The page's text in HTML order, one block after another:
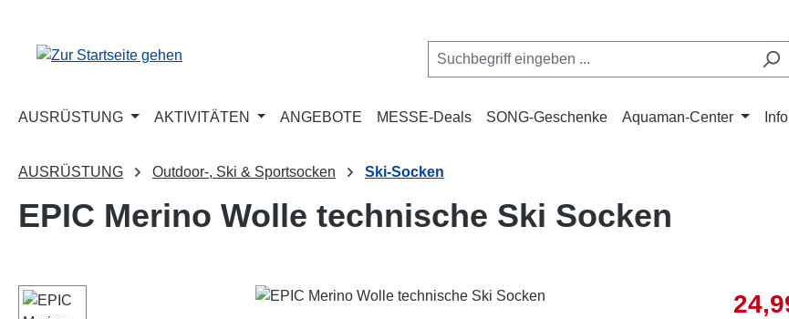
AUSRÜSTUNG AKTIVITÄTEN ANGEBOTE MESSE-Deals SONG-Geschenke Aquaman-Center
AUSRÜSTUNG Outdoor-, Ski & Sportsocken Ski-Socken
EPIC Merino Wolle technische Ski Socken